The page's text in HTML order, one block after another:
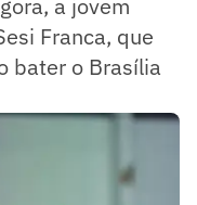
a jovem
Franca, que
bater o Brasília